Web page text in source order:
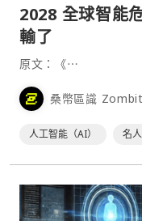
2028 全球智能
輸了
原文：《⋯
桑幣區識 Zombit
人工智能（AI） 名